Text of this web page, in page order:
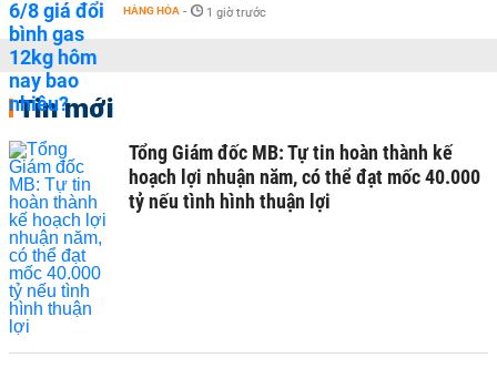
HÀNG HÓA - 1 giờ trước
Tin mới
Tổng Giám đốc MB: Tự tin hoàn thành kế
hoạch lợi nhuận năm, có thể đạt mốc 40.000
tỷ nếu tình hình thuận lợi